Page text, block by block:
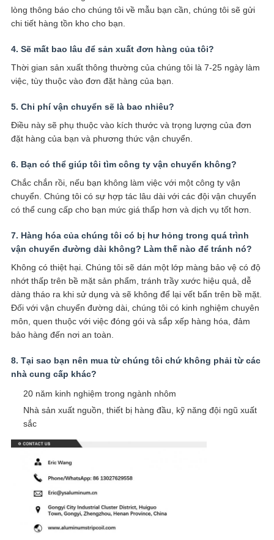
lòng thông báo cho chúng tôi về mẫu bạn cần, chúng tôi sẽ gửi
chi tiết hàng tồn kho cho bạn.
4. Sẽ mất bao lâu để sản xuất đơn hàng của tôi?
Thời gian sản xuất thông thường của chúng tôi là 7-25 ngày làm
việc, tùy thuộc vào đơn đặt hàng của bạn.
5. Chi phí vận chuyển sẽ là bao nhiêu?
Điều này sẽ phụ thuộc vào kích thước và trọng lượng của đơn
đặt hàng của bạn và phương thức vận chuyển.
6. Bạn có thể giúp tôi tìm công ty vận chuyển không?
Chắc chắn rồi, nếu bạn không làm việc với một công ty vận
chuyển. Chúng tôi có sự hợp tác lâu dài với các đội vận chuyển
có thể cung cấp cho bạn mức giá thấp hơn và dịch vụ tốt hơn.
7. Hàng hóa của chúng tôi có bị hư hỏng trong quá trình
vận chuyển đường dài không? Làm thế nào để tránh nó?
Không có thiệt hại. Chúng tôi sẽ dán một lớp màng bảo vệ có độ
nhớt thấp trên bề mặt sản phẩm, tránh trầy xước hiệu quả, dễ
dàng tháo ra khi sử dụng và sẽ không để lại vết bẩn trên bề mặt.
Đối với vận chuyển đường dài, chúng tôi có kinh nghiệm chuyên
môn, quen thuộc với việc đóng gói và sắp xếp hàng hóa, đảm
bảo hàng đến nơi an toàn.
8. Tại sao bạn nên mua từ chúng tôi chứ không phải từ các
nhà cung cấp khác?
20 năm kinh nghiệm trong ngành nhôm
Nhà sản xuất nguồn, thiết bị hàng đầu, kỹ năng đội ngũ xuất
sắc